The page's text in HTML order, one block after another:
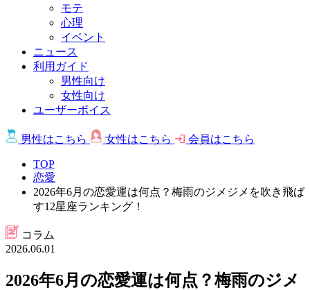
モテ
心理
イベント
ニュース
利用ガイド
男性向け
女性向け
ユーザーボイス
男性はこちら 女性はこちら 会員はこちら
TOP
恋愛
2026年6月の恋愛運は何点？梅雨のジメジメを吹き飛ば
す12星座ランキング！
コラム
2026.06.01
2026年6月の恋愛運は何点？梅雨のジメ